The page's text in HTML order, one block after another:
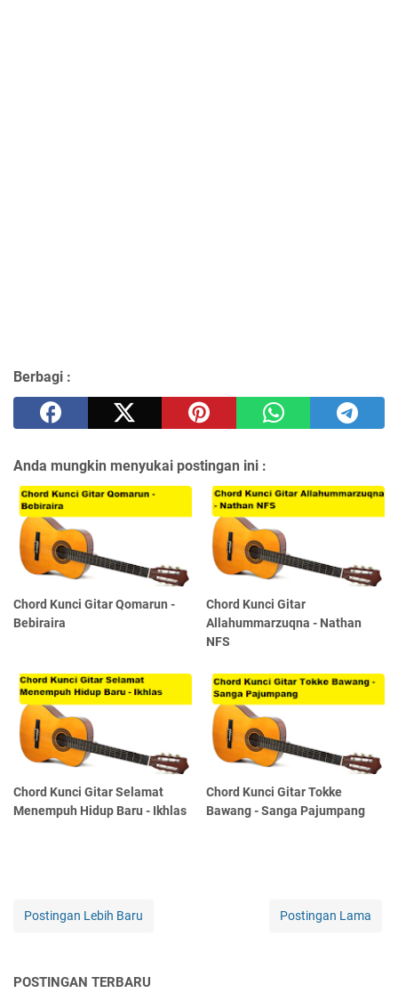
Berbagi :
Anda mungkin menyukai postingan ini :
Chord Kunci Gitar Qomarun -
Bebiraira
Chord Kunci Gitar
Allahummarzuqna - Nathan
NFS
Chord Kunci Gitar Selamat
Menempuh Hidup Baru - Ikhlas
Chord Kunci Gitar Tokke
Bawang - Sanga Pajumpang
Postingan Lebih Baru Postingan Lama
POSTINGAN TERBARU